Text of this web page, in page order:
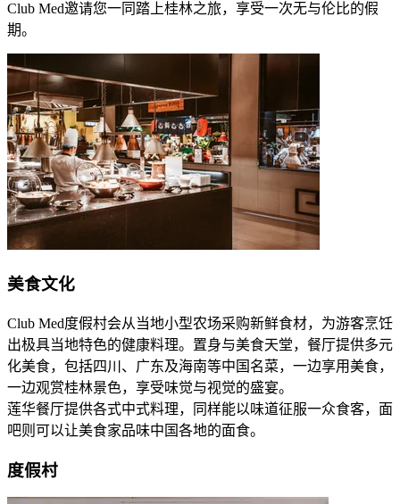
Club Med邀请您一同踏上桂林之旅，享受一次无与伦比的假
期。
美食文化
Club Med度假村会从当地小型农场采购新鲜食材，为游客烹饪
出极具当地特色的健康料理。置身与美食天堂，餐厅提供多元
化美食，包括四川、广东及海南等中国名菜，一边享用美食，
一边观赏桂林景色，享受味觉与视觉的盛宴。
莲华餐厅提供各式中式料理，同样能以味道征服一众食客，面
吧则可以让美食家品味中国各地的面食。
度假村